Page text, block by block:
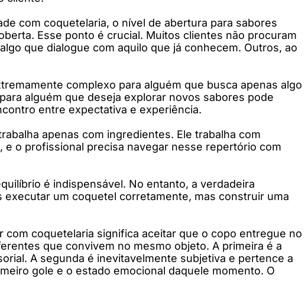
com coquetelaria, o nível de abertura para sabores
Esse ponto é crucial. Muitos clientes não procuram
que dialogue com aquilo que já conhecem. Outros, ao
complexo para alguém que busca apenas algo
alguém que deseja explorar novos sabores pode
entre expectativa e experiência.
apenas com ingredientes. Ele trabalha com
o profissional precisa navegar nesse repertório com
é indispensável. No entanto, a verdadeira
um coquetel corretamente, mas construir uma
coquetelaria significa aceitar que o copo entregue no
que convivem no mesmo objeto. A primeira é a
A segunda é inevitavelmente subjetiva e pertence a
gole e o estado emocional daquele momento. O